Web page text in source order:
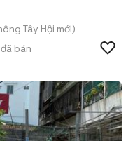
Tây Hội mới)
đã bán